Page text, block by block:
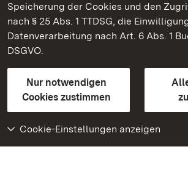
Speicherung der Cookies und den
nach § 25 Abs. 1 TTDSG, die
Datenverarbeitung nach Art. 6 Abs. 1
DSGVO.
Nur notwendigen
Cookies zustimmen
Cookie-Einstellungen anzeigen
Staatliche Schlösser und Gärten
Kontakt
GebärdenspracheLeichte Sprache
Erklärung zur Barrierefreiheit
BITV-konform (geprüfte Seiten)
Weiteres